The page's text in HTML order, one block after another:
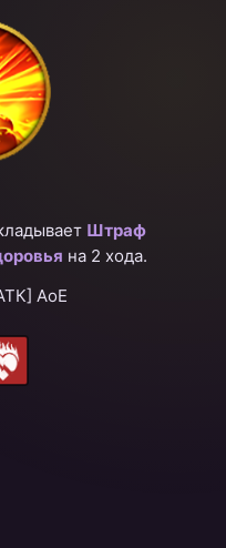
Штраф
на 2 хода.
AoE